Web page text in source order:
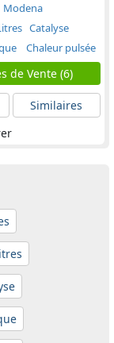
Modena
Catalyse
Chaleur pulsée
de Vente (6)
Similaires